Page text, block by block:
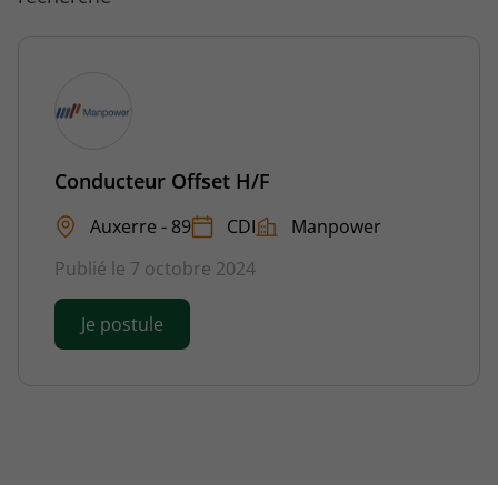
Conducteur Offset H/F
Auxerre - 89 CDI
Manpower
Publié le 7 octobre 2024
Je postule